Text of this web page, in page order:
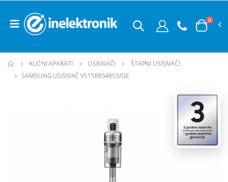
0
KUĆNI APARATI USISIVAČI
ŠTAPNI USISIVAČI
SAMSUNG USISIVAČ VS15R8548S5/GE